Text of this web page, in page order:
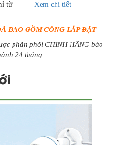
từ
Xem chi tiết
BAO GỒM CÔNG LẮP ĐẶT
phân phối CHÍNH HÃNG bảo
24 tháng